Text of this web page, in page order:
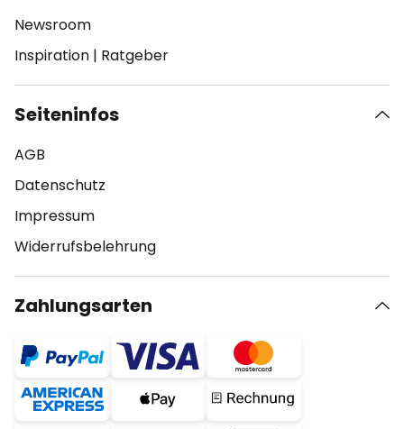
Newsroom
Inspiration | Ratgeber
Seiteninfos
AGB
Datenschutz
Impressum
Widerrufsbelehrung
Zahlungsarten